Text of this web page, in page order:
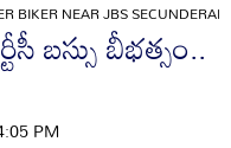
BIKER NEAR JBS
బస్సు బీభత్సం..
PM